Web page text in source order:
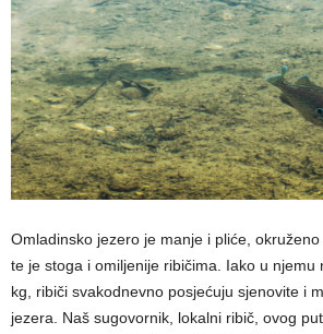
Omladinsko jezero je manje i pliće,
te je stoga i omiljenije ribičima. Iako u njemu
kg, ribiči svakodnevno posjećuju sjenovite i
jezera. Naš sugovornik, lokalni ribič, ovog